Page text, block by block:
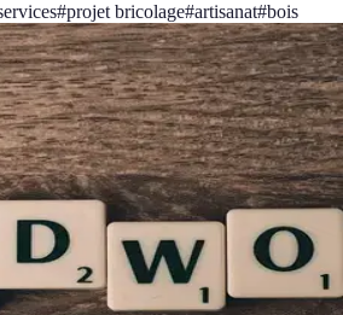
#projet bricolage#artisanat#bois